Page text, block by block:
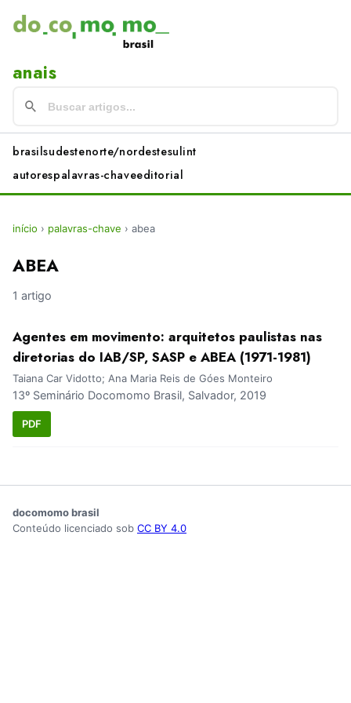
anais
brasilsudestenorte/nordestesulint
autorespalavras-chaveeditorial
início › palavras-chave › abea
ABEA
1 artigo
Agentes em movimento: arquitetos paulistas nas
diretorias do IAB/SP, SASP e ABEA (1971-1981)
Taiana Car Vidotto; Ana Maria Reis de Góes Monteiro
13º Seminário Docomomo Brasil, Salvador, 2019
PDF
docomomo brasil
Conteúdo licenciado sob CC BY 4.0